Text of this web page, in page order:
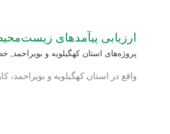
ارزیابی‏ پی‏آمدهای
پروژه‌های استان کهگیلویه و بویراحمد,
واقع در استان کهگیلویه و